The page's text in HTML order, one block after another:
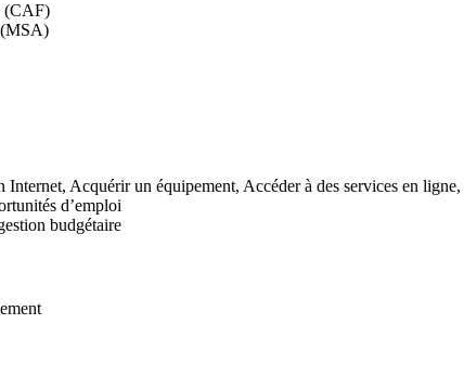
(CAF)
Internet, Acquérir un équipement, Accéder à des services en ligne,
d’emploi
budgétaire